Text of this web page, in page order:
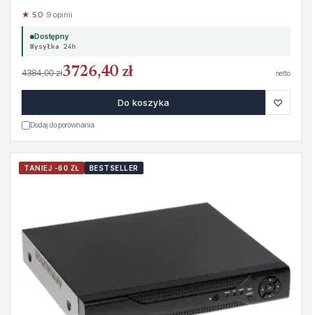
★ 5.0· 9 opinii
Dostępny
Wysyłka 24h
4384,00 zł3726,40 zł netto
Do koszyka ♡
Dodaj do porównania
TANIEJ -60 ZŁ BESTSELLER